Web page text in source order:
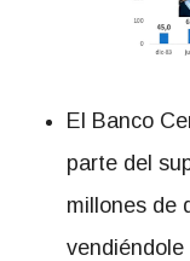
El Banco
parte del
millones de